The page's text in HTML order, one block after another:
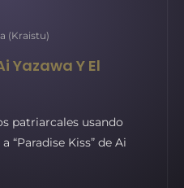
(Kraistu)
Yazawa Y El
patriarcales usando
“Paradise Kiss” de Ai